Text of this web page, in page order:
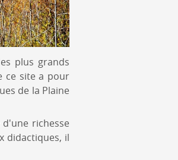
plus grands
ce site a pour
de la Plaine
richesse
didactiques, il